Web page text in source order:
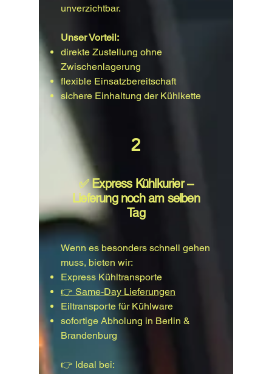
unverzichtbar.
Unser Vorteil:
direkte Zustellung ohne
Zwischenlagerung
flexible Einsatzbereitschaft
sichere Einhaltung der Kühlkette
2
✅ Express Kühlkurier –
Lieferung noch am selben
Tag
Wenn es besonders schnell gehen
muss, bieten wir:
Express Kühltransporte
👉 Same-Day Lieferungen
Eiltransporte für Kühlware
sofortige Abholung in Berlin &
Brandenburg
👉 Ideal bei: